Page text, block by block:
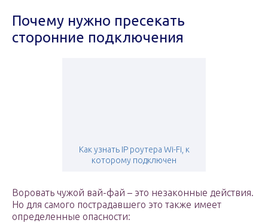
Почему нужно пресекать
сторонние подключения
Как узнать IP роутера Wi-Fi, к
которому подключен
Воровать чужой вай-фай – это незаконные действия.
Но для самого пострадавшего это также имеет
определенные опасности: